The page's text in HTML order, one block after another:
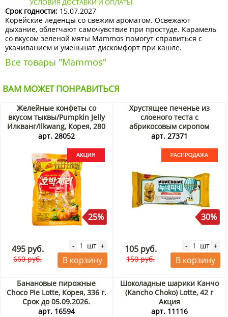
УСЛОВИЯ ДОСТАВКИ И ОПЛАТЫ
Срок годности: 15.07.2027
Корейские леденцы со свежим ароматом. Освежают
дыхание, облегчают самочувствие при простуде. Карамель
со вкусом зеленой мяты Mammos помогут справиться с
укачиванием и уменьшат дискомфорт при кашле.
Все товары "Mammos"
ВАМ МОЖЕТ ПОНРАВИТЬСЯ
Желейные конфеты со
вкусом тыквы/Pumpkin Jelly
Илкванг/Ilkwang, Корея, 280
г Акция
арт. 28052
25%
495 руб.
660 руб.
- шт +
В корзину
Хрустящее печенье из
слоеного теста c
абрикосовым сиропом
Нанеддин/Nuneddine
Срок до 29.09.2026.
Распродажа
арт. 27371
30%
105 руб.
150 руб.
- шт +
В корзину
Банановые пирожные
Choco Pie Lotte, Корея, 336 г.
Срок до 05.09.2026.
Распродажа
арт. 16594
Шоколадные шарики Канчо
(Kancho Choko) Lotte, 42 г
Акция
арт. 11116